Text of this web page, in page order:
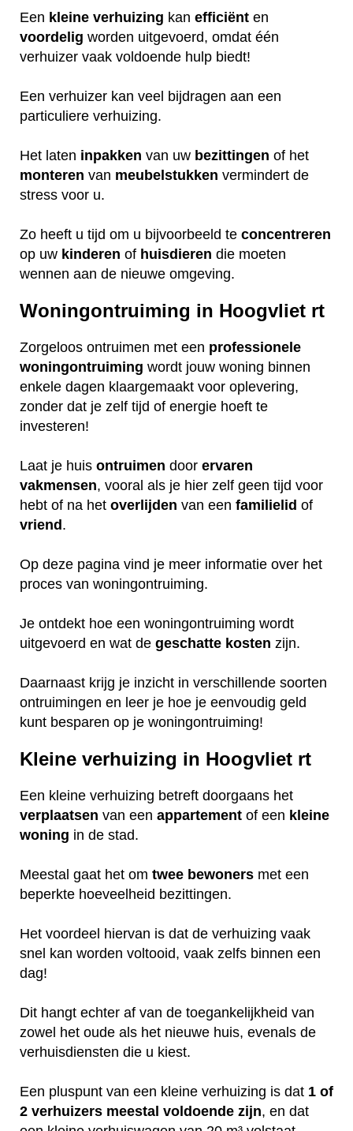
Een kleine verhuizing kan efficiënt en
voordelig worden uitgevoerd, omdat één
verhuizer vaak voldoende hulp biedt!
Een verhuizer kan veel bijdragen aan een
particuliere verhuizing.
Het laten inpakken van uw bezittingen of het
monteren van meubelstukken vermindert de
stress voor u.
Zo heeft u tijd om u bijvoorbeeld te concentreren
op uw kinderen of huisdieren die moeten
wennen aan de nieuwe omgeving.
Woningontruiming in Hoogvliet rt
Zorgeloos ontruimen met een professionele
woningontruiming wordt jouw woning binnen
enkele dagen klaargemaakt voor oplevering,
zonder dat je zelf tijd of energie hoeft te
investeren!
Laat je huis ontruimen door ervaren
vakmensen, vooral als je hier zelf geen tijd voor
hebt of na het overlijden van een familielid of
vriend.
Op deze pagina vind je meer informatie over het
proces van woningontruiming.
Je ontdekt hoe een woningontruiming wordt
uitgevoerd en wat de geschatte kosten zijn.
Daarnaast krijg je inzicht in verschillende soorten
ontruimingen en leer je hoe je eenvoudig geld
kunt besparen op je woningontruiming!
Kleine verhuizing in Hoogvliet rt
Een kleine verhuizing betreft doorgaans het
verplaatsen van een appartement of een kleine
woning in de stad.
Meestal gaat het om twee bewoners met een
beperkte hoeveelheid bezittingen.
Het voordeel hiervan is dat de verhuizing vaak
snel kan worden voltooid, vaak zelfs binnen een
dag!
Dit hangt echter af van de toegankelijkheid van
zowel het oude als het nieuwe huis, evenals de
verhuisdiensten die u kiest.
Een pluspunt van een kleine verhuizing is dat 1 of
2 verhuizers meestal voldoende zijn, en dat